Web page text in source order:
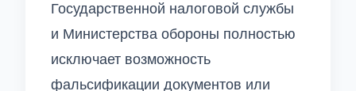
Государственной налоговой службы
и Министерства обороны полностью
исключает возможность
фальсификации документов или